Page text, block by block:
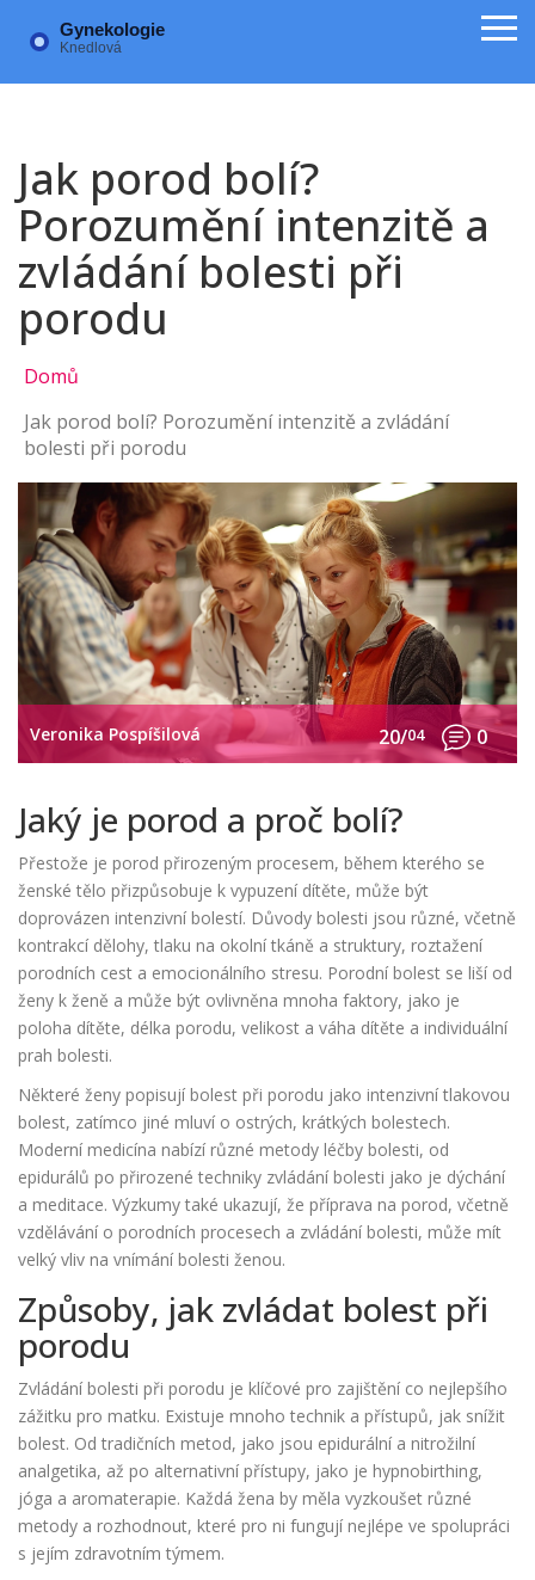
Jak porod bolí?
Porozumění intenzitě a
zvládání bolesti při
porodu
Domů
Jak porod bolí? Porozumění intenzitě a zvládání
bolesti při porodu
Veronika Pospíšilová 20/04 0
Jaký je porod a proč bolí?
Přestože je porod přirozeným procesem, během kterého se
ženské tělo přizpůsobuje k vypuzení dítěte, může být
doprovázen intenzivní bolestí. Důvody bolesti jsou různé, včetně
kontrakcí dělohy, tlaku na okolní tkáně a struktury, roztažení
porodních cest a emocionálního stresu. Porodní bolest se liší od
ženy k ženě a může být ovlivněna mnoha faktory, jako je
poloha dítěte, délka porodu, velikost a váha dítěte a individuální
prah bolesti.
Některé ženy popisují bolest při porodu jako intenzivní tlakovou
bolest, zatímco jiné mluví o ostrých, krátkých bolestech.
Moderní medicína nabízí různé metody léčby bolesti, od
epidurálů po přirozené techniky zvládání bolesti jako je dýchání
a meditace. Výzkumy také ukazují, že příprava na porod, včetně
vzdělávání o porodních procesech a zvládání bolesti, může mít
velký vliv na vnímání bolesti ženou.
Způsoby, jak zvládat bolest při
porodu
Zvládání bolesti při porodu je klíčové pro zajištění co nejlepšího
zážitku pro matku. Existuje mnoho technik a přístupů, jak snížit
bolest. Od tradičních metod, jako jsou epidurální a nitrožilní
analgetika, až po alternativní přístupy, jako je hypnobirthing,
jóga a aromaterapie. Každá žena by měla vyzkoušet různé
metody a rozhodnout, které pro ni fungují nejlépe ve spolupráci
s jejím zdravotním týmem.